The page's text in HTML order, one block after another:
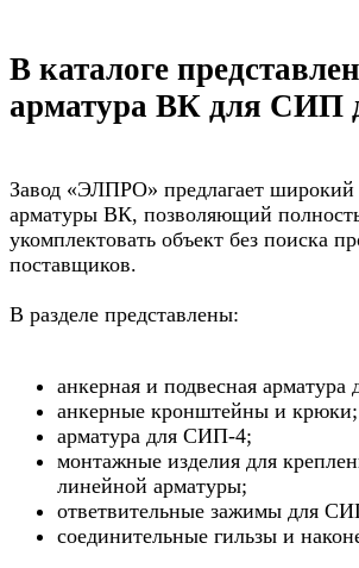
В каталоге
арматура ВК для СИП
Завод «ЭЛПРО» предлагает широкий
арматуры ВК, позволяющий
укомплектовать объект без поиска
поставщиков.
В разделе представлены:
анкерная и подвесная
анкерные кронштейны и крюки;
арматура для СИП-4;
монтажные изделия для
линейной арматуры;
ответвительные зажимы для
соединительные гильзы и